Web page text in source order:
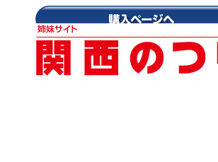
※特定商取引法に基づく表記